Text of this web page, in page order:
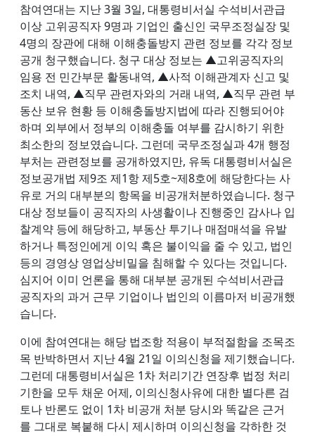
참여연대는 지난 3월 3일, 대통령비서실 수석비서관급
이상 고위공직자 9명과 기업인 출신인 국무조정실장 및
4명의 장관에 대해 이해충돌방지 관련 정보를 각각 정보
공개 청구했습니다. 청구 대상 정보는 ▲고위공직자의
임용 전 민간부문 활동내역, ▲사적 이해관계자 신고 및
조치 내역, ▲직무 관련자와의 거래 내역, ▲직무 관련 부
동산 보유 현황 등 이해충돌방지법에 따라 진행되어야
하며 외부에서 정부의 이해충돌 여부를 감시하기 위한
최소한의 정보였습니다. 그런데 국무조정실과 4개 행정
부처는 관련정보를 공개하였지만, 유독 대통령비서실은
정보공개법 제9조 제1항 제5호~제8호에 해당한다는 사
유로 거의 대부분의 항목을 비공개처분하였습니다. 청구
대상 정보들이 공직자의 사생활이나 진행중인 감사나 입
찰계약 등에 해당하고, 부동산 투기나 매점매석을 유발
하거나 특정인에게 이익 혹은 불이익을 줄 수 있고, 법인
등의 경영상 영업상비밀을 침해할 수 있다는 것입니다.
심지어 이미 언론을 통해 대부분 공개된 수석비서관급
공직자의 과거 근무 기업이나 법인의 이름마저 비공개했
습니다.
이에 참여연대는 해당 법조항 적용이 부적절함을 조목조
목 반박하면서 지난 4월 21일 이의신청을 제기했습니다.
그런데 대통령비서실은 1차 처리기간 연장후 법정 처리
기한을 모두 채운 어제, 이의신청사유에 대한 별다른 검
토나 반론도 없이 1차 비공개 처분 당시와 똑같은 근거
를 그대로 복붙해 다시 제시하며 이의신청을 각하한 것